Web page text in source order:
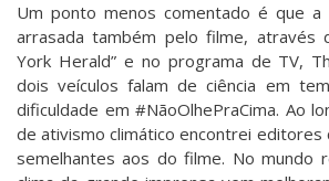
Um ponto menos comentado é que a
arrasada também pelo filme, através
York Herald” e no programa de TV,
dois veículos falam de ciência em
dificuldade em #NãoOlhePraCima. Ao
de ativismo climático encontrei editores
semelhantes aos do filme. No mundo